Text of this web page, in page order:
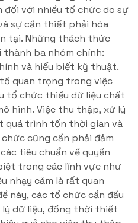
với nhiều tổ chức do sự
sự cần thiết phải hòa
tại. Những thách thức
ba nhóm chính:
và hiểu biết kỹ thuật.
quan trọng trong việc
tổ chức thiếu dữ liệu chất
hình. Việc thu thập, xử lý
quá trình tốn thời gian và
cũng cần phải đảm
tiêu chuẩn về quyền
trong các lĩnh vực như
nhạy cảm là rất quan
này, các tổ chức cần đầu
dữ liệu, đồng thời thiết